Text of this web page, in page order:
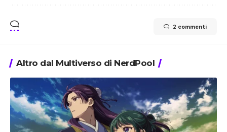
2 commenti
Altro dal Multiverso di NerdPool